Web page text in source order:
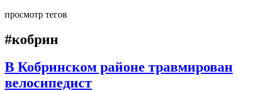
просмотр тегов
#кобрин
В Кобринском районе травмирован
велосипедист